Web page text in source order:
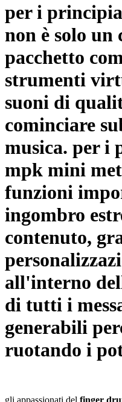
per i
non è solo un
pacchetto
strumenti
suoni di
cominciare
musica. per i
mpk mini
funzioni
ingombro
contenuto,
all'interno
di tutti i
generabili
ruotando i